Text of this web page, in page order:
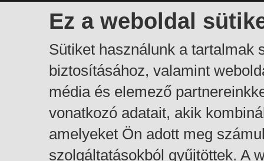
Ez a weboldal
Sütiket használunk a tartalmak
biztosításához, valamint
média és elemező
vonatkozó adatait, akik
amelyeket Ön adott meg
szolgáltatásokból gyűjtöttek. A